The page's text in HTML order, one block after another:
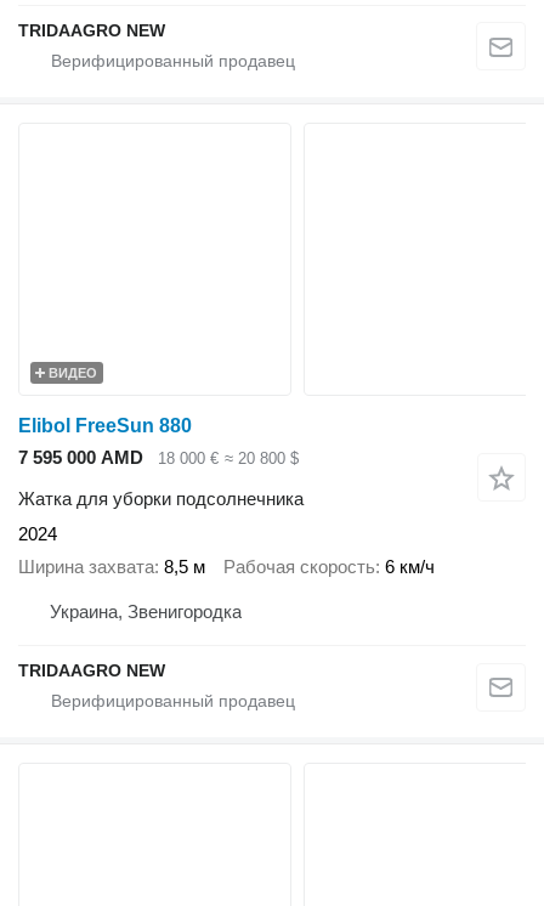
TRIDAAGRO NEW
ВИДЕО
Elibol FreeSun 880
7 595 000 AMD
18 000 € ≈ 20 800 $
Жатка для уборки подсолнечника
2024
Ширина захвата 8,5 м Рабочая скорость 6 км/ч
Украина, Звенигородка
TRIDAAGRO NEW